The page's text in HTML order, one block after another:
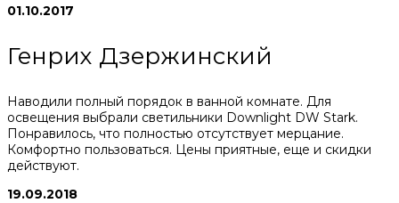
01.10.2017
Генрих Дзержинский
Наводили полный порядок в ванной комнате. Для
освещения выбрали светильники Downlight DW Stark.
Понравилось, что полностью отсутствует мерцание.
Комфортно пользоваться. Цены приятные, еще и скидки
действуют.
19.09.2018